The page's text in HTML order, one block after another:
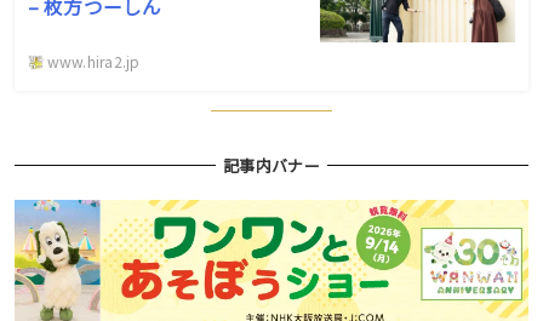
– 枚方つーしん
www.hira2.jp
記事内バナー